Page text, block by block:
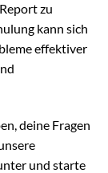
zu
kann sich
effektiver
deine Fragen
und starte